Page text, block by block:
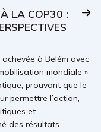
LA COP30 :
achevée à Belém avec
mondiale »
prouvant que le
permettre l’action,
et
des résultats